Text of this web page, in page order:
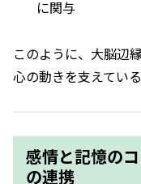
に関与
このように、大脳辺
心の動きを支えている
感情と記憶の
の連携